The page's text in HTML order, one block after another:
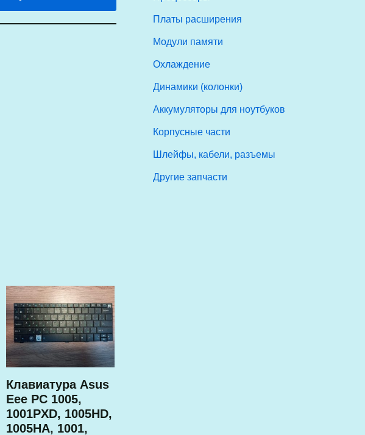
Клавиатура Asus
Eee PC 1005,
1001PXD, 1005HD,
1005HA, 1001,
Платы расширения
Модули памяти
Охлаждение
Динамики (колонки)
Аккумуляторы для ноутбуков
Корпусные части
Шлейфы, кабели, разъемы
Другие запчасти